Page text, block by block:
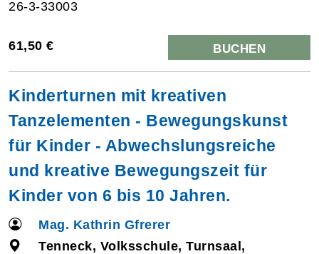
26-3-33003
61,50 € BUCHEN
Kinderturnen mit kreativen
Tanzelementen - Bewegungskunst
für Kinder - Abwechslungsreiche
und kreative Bewegungszeit für
Kinder von 6 bis 10 Jahren.
Mag. Kathrin Gfrerer
Tenneck, Volksschule, Turnsaal,